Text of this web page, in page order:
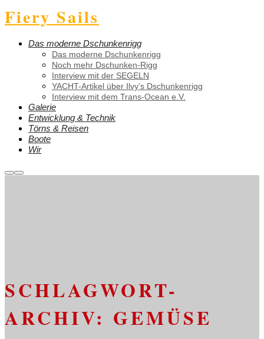
Fiery Sails
Das moderne Dschunkenrigg
Das moderne Dschunkenrigg
Noch mehr Dschunken-Rigg
Interview mit der SEGELN
YACHT-Artikel über Ilvy’s Dschunkenrigg
Interview mit dem Trans-Ocean e.V.
Galerie
Entwicklung & Technik
Törns & Reisen
Boote
Wir
Weitere
Hauptmenü
SCHLAGWORT-
ARCHIV: GEMÜSE